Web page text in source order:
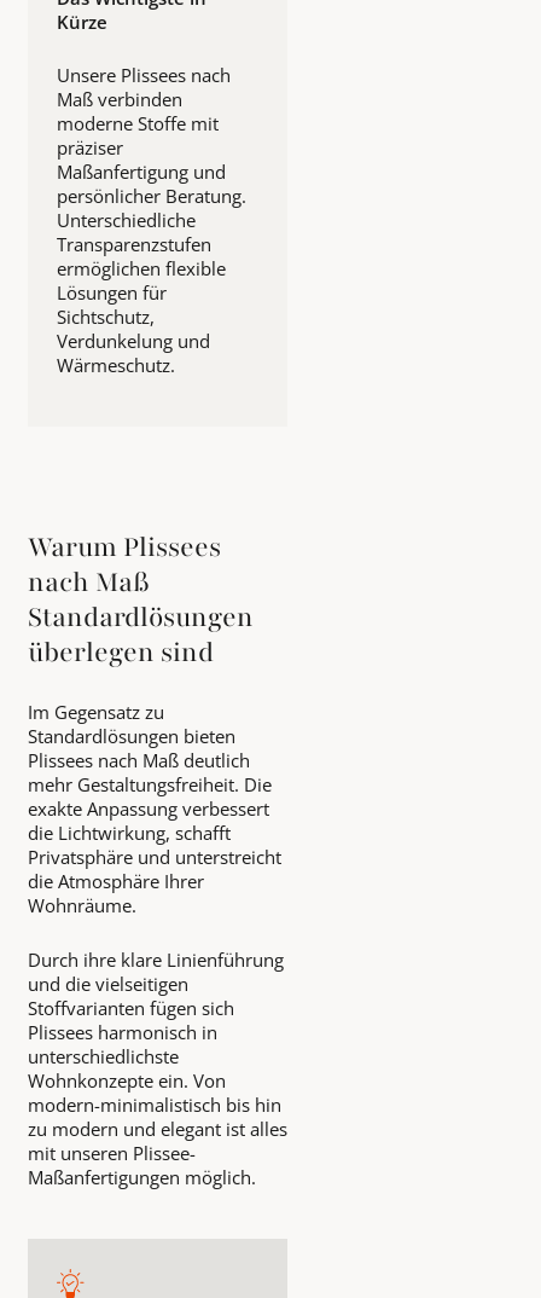
Kürze
Unsere Plissees nach
Maß verbinden
moderne Stoffe mit
präziser
Maßanfertigung und
persönlicher Beratung.
Unterschiedliche
Transparenzstufen
ermöglichen flexible
Lösungen für
Sichtschutz,
Verdunkelung und
Wärmeschutz.
Warum Plissees
nach Maß
Standardlösungen
überlegen sind
Im Gegensatz zu
Standardlösungen bieten
Plissees nach Maß deutlich
mehr Gestaltungsfreiheit. Die
exakte Anpassung verbessert
die Lichtwirkung, schafft
Privatsphäre und unterstreicht
die Atmosphäre Ihrer
Wohnräume.
Durch ihre klare Linienführung
und die vielseitigen
Stoffvarianten fügen sich
Plissees harmonisch in
unterschiedlichste
Wohnkonzepte ein. Von
modern-minimalistisch bis hin
zu modern und elegant ist alles
mit unseren Plissee-
Maßanfertigungen möglich.